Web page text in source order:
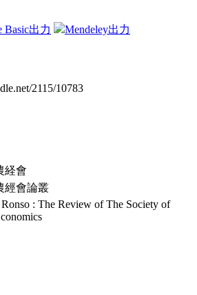
Basic出力 Mendeley出力
2115/10783
経會
經會論叢
: The Review of The Society of